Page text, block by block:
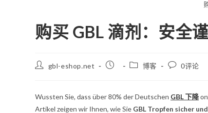
购买 GBL 滴剂：安全
帖
者
gbl-eshop.net
已
职
别
博客
发
论：
0评论
Wussten Sie, dass über 80% der Deutschen GBL 下降
Artikel zeigen wir Ihnen, wie Sie GBL Tropfen sicher